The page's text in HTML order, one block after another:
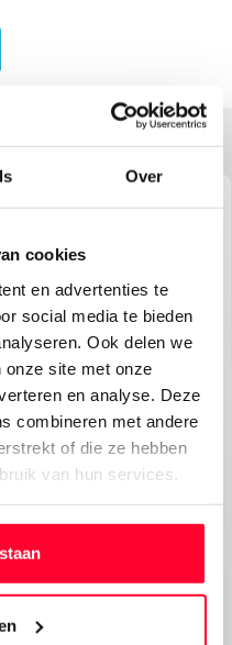
Over
cookies
en advertenties te
social media te bieden
Ook delen we
onze site met onze
en analyse. Deze
combineren met andere
of die ze hebben
van hun services.
inruilen